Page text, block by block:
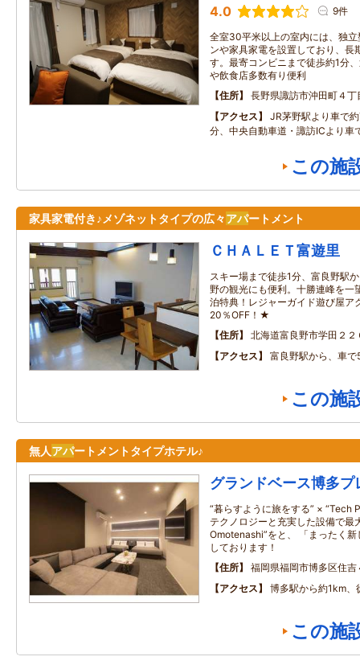
4.0 9件
全室30平米以上の室内には、独
ンや家具家電を設置しており、長
す。最寄コンビニまで徒歩約1分
や飲食店多数有り便利
住所
長野県諏訪市沖田町４丁
アクセス
JR茅野駅より車で
分、中央自動車道・諏訪ICより車
この施
家具家電付き♪メゾネットタイプの広々アパートメント
ＣＨＡＬＥＴ富遊里
スキー場まで徒歩1分、富良野駅
野の観光にも便利。十勝連峰を
泊特典！レジャーガイド遊び屋ア
20％OFF！★
住所
北海道富良野市学田２２
アクセス
富良野駅から、車で
この施
無人アパートメントタイプホテル♪
グランドベース博多プ
“暮らすように旅をする” × “Tech
テクノロジーと充実した設備で最
Omotenashi”をと、 「まったく
しております！
住所
福岡県福岡市博多区住吉
アクセス
博多駅から約1km、
この施